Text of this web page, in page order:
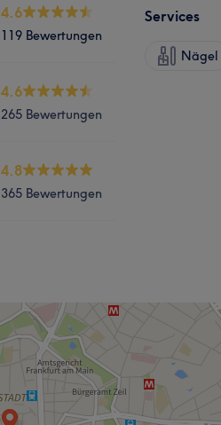
4.6
119 Bewertungen
4.6
265 Bewertungen
4.8
365 Bewertungen
Services
Nägel